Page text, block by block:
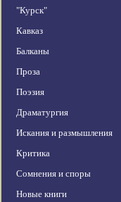
"Курск"
Кавказ
Балканы
Проза
Поэзия
Драматургия
Искания и размышления
Критика
Сомнения и споры
Новые книги